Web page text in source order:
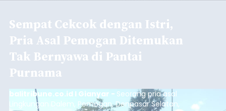
Gratis
balitribune.co.id I Bangli -Serangkian
memperingati hari ulang tahun Kemerdekaan
Republik Indonesia ( HUT RI) ke-81, Rumah
Tahanan Negara Kelas II B Bangli menggelar
(6/8/2026).
Bangli